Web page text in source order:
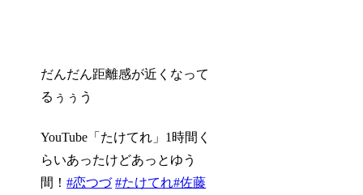
だんだん距離感が近くなって
るぅぅう
YouTube「たけてれ」1時間く
らいあったけどあっとゆう
間！#恋つづ #たけてれ#佐藤